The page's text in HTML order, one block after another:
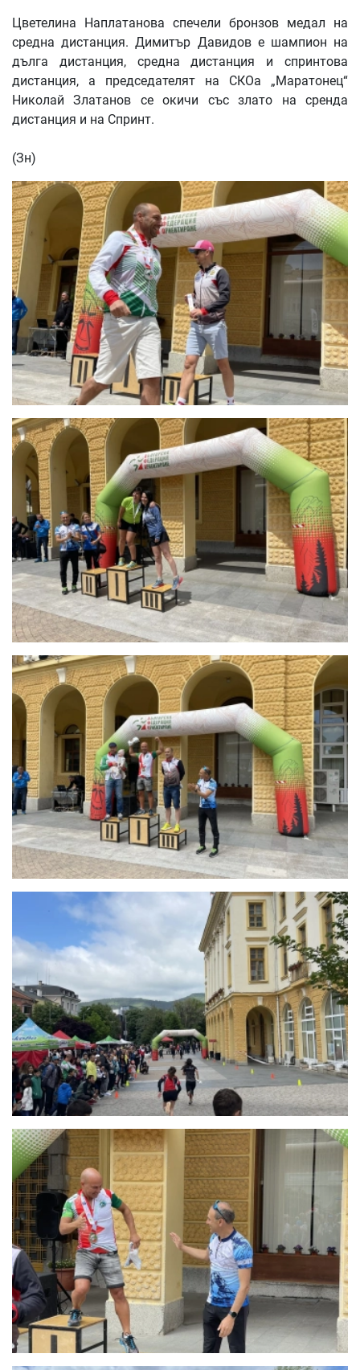
Цветелина Наплатанова спечели бронзов медал на
средна дистанция. Димитър Давидов е шампион на
дълга дистанция, средна дистанция и спринтова
дистанция, а председателят на СКОа „Маратонец“
Николай Златанов се окичи със злато на сренда
дистанция и на Спринт.
(Зн)